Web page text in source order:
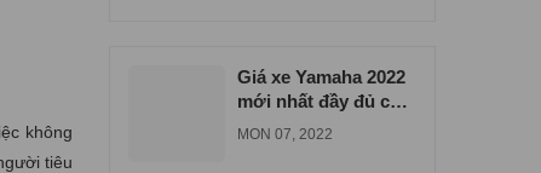
không
tiêu
Giá xe Yamaha 2022
mới nhất đầy đủ các
dòng xe
MON 07, 2022